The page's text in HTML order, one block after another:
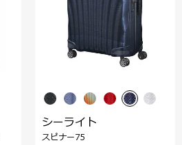
シーライト
スピナー75